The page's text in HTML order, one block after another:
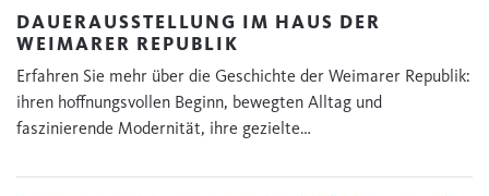
DAUERAUSSTELLUNG IM HAUS DER
WEIMARER REPUBLIK
Erfahren Sie mehr über die Geschichte der Weimarer Republik:
ihren hoffnungsvollen Beginn, bewegten Alltag und
faszinierende Modernität, ihre gezielte…